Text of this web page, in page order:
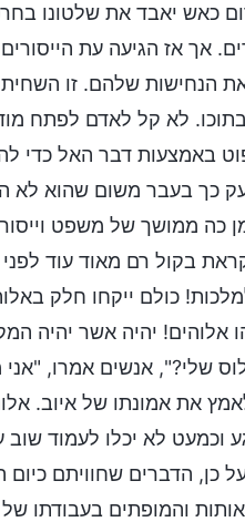
כאש יאבד את שלטונו
אך אז הגיעה עת
הנחישות שלהם. זו
לא קל לאדם לפתח
באמצעות דבר האל כדי
כך בעבר משום שהוא לא
כה ממושך של משפט
בקול רם מאוד עוד לפני
כולם ייקחו חלק
יהיה אשר יהיה
שלי?", אנשים אמרו, "אני
את אמונתו של איוב.
וכמעט לא יכלו לעמוד
כן, הדברים שחוויתם
והמופתים בעבודתו